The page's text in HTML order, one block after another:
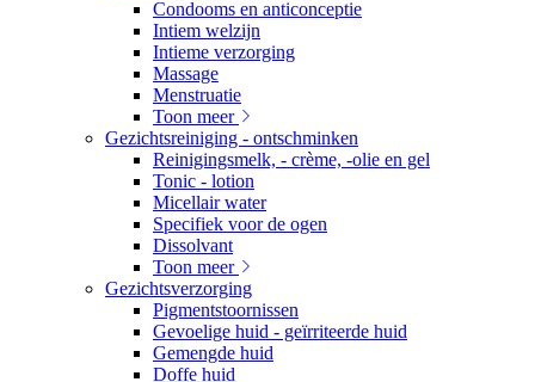
Condooms en anticonceptie
Intiem welzijn
Intieme verzorging
Massage
Menstruatie
Toon meer
Gezichtsreiniging - ontschminken
Reinigingsmelk, - crème, -olie en gel
Tonic - lotion
Micellair water
Specifiek voor de ogen
Dissolvant
Toon meer
Gezichtsverzorging
Pigmentstoornissen
Gevoelige huid - geïrriteerde huid
Gemengde huid
Doffe huid